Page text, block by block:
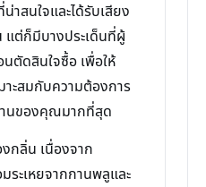
สนใจและได้รับเสียง
ต่ก็มีบางประเด็นที่ผู้
ตัดสินใจซื้อ เพื่อให้
ะสมกับความต้องการ
นของคุณมากที่สุด
กลิ่น เนื่องจาก
ะเหยจากกานพลูและ